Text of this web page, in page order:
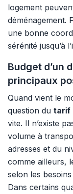
logement
déménagement.
une bonne
sérénité jusqu’à
Budget d’un
principaux
Quand vient le
question du tarif
vite. Il n’existe
volume à
adresses et du
comme ailleurs,
selon les
Dans certains